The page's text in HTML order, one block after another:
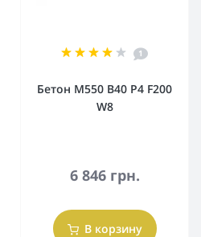
1
Бетон М550 В40 Р4 F200
W8
6 846 грн.
В корзину